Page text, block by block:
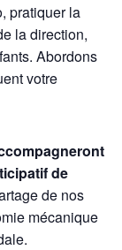
pratiquer la
la direction,
Abordons
votre
de
de nos
mécanique